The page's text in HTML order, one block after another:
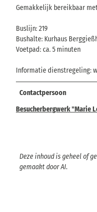
Gemakkelijk bereikbaar
Buslijn: 219
Bushalte: Kurhaus
Voetpad: ca. 5 minuten
Informatie dienstregeling:
Contactpersoon
Besucherbergwerk "Marie
Deze inhoud is geheel of
gemaakt door AI.